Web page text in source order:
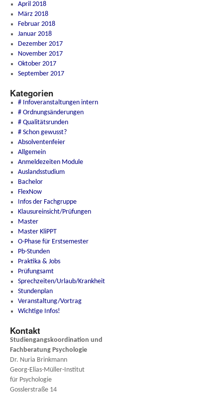
April 2018
März 2018
Februar 2018
Januar 2018
Dezember 2017
November 2017
Oktober 2017
September 2017
Kategorien
# Infoveranstaltungen intern
# Ordnungsänderungen
# Qualitätsrunden
# Schon gewusst?
Absolventenfeier
Allgemein
Anmeldezeiten Module
Auslandsstudium
Bachelor
FlexNow
Infos der Fachgruppe
Klausureinsicht/Prüfungen
Master
Master KliPPT
O-Phase für Erstsemester
Pb-Stunden
Praktika & Jobs
Prüfungsamt
Sprechzeiten/Urlaub/Krankheit
Stundenplan
Veranstaltung/Vortrag
Wichtige Infos!
Kontakt
Studiengangskoordination und
Fachberatung Psychologie
Dr. Nuria Brinkmann
Georg-Elias-Müller-Institut
für Psychologie
Gosslerstraße 14